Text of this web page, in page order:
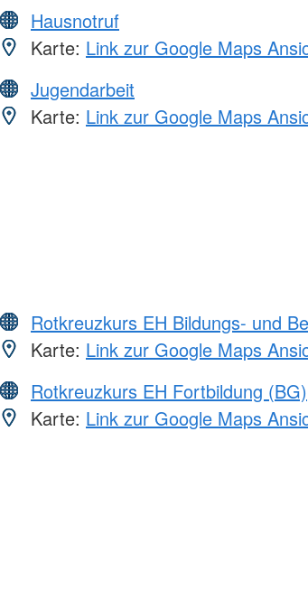
Hausnotruf
Karte: Link zur Google Maps
Jugendarbeit
Karte: Link zur Google Maps
Rotkreuzkurs EH Bildungs- und
Karte: Link zur Google Maps
Rotkreuzkurs EH Fortbildung (BG)
Karte: Link zur Google Maps